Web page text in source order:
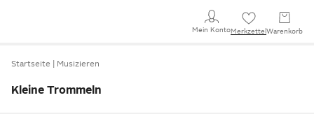
Mein KontoMerkzettel Warenkorb
Startseite Musizieren
Kleine Trommeln